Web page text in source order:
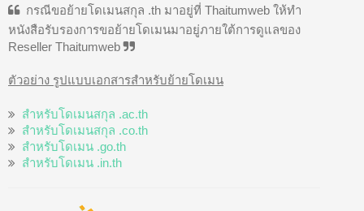
กรณีขอย้ายโดเมนสกุล .th มาอยู่ที่ Thaitumweb ให้ทำ
หนังสือรับรองการขอย้ายโดเมนมาอยู่ภายใต้การดูแลของ
Reseller Thaitumweb
ตัวอย่าง รูปแบบเอกสารสำหรับย้ายโดเมน
สำหรับโดเมนสกุล .ac.th
สำหรับโดเมนสกุล .co.th
สำหรับโดเมน .go.th
สำหรับโดเมน .in.th